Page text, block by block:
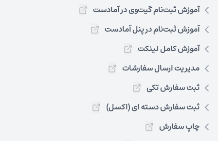
آموزش ثبت‌نام گیت‌وی در آمادست
آموزش ثبت‌نام در پنل آمادست
آموزش کامل لینکت
مدیریت ارسال سفارشات
ثبت سفارش تکی
ثبت سفارش دسته ای (اکسل)
چاپ سفارش